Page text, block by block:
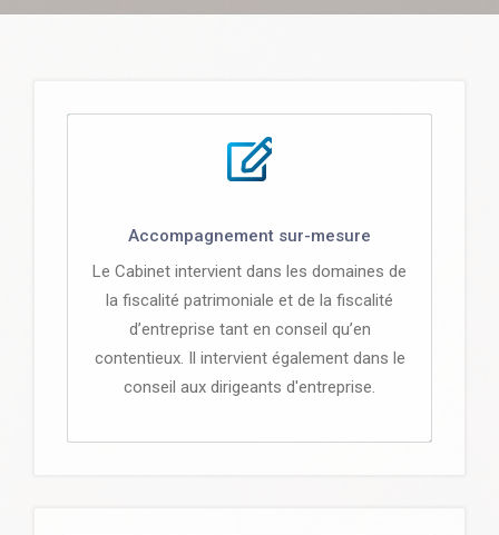
Accompagnement sur-mesure
Le Cabinet intervient dans les domaines de
la fiscalité patrimoniale et de la fiscalité
d’entreprise tant en conseil qu’en
contentieux. Il intervient également dans le
conseil aux dirigeants d'entreprise.